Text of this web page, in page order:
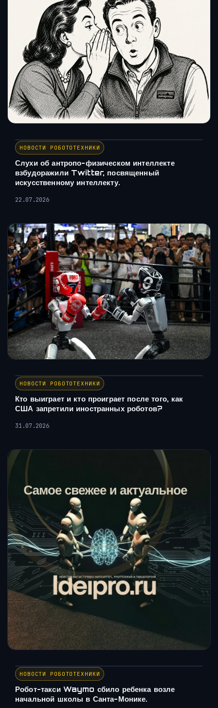
НОВОСТИ РОБОТОТЕХНИКИ
Слухи об антропо-физическом интеллекте
взбудоражили Twitter, посвященный
искусственному интеллекту.
22.07.2026
НОВОСТИ РОБОТОТЕХНИКИ
Кто выиграет и кто проиграет после того, как
США запретили иностранных роботов?
31.07.2026
НОВОСТИ РОБОТОТЕХНИКИ
Робот-такси Waymo сбило ребенка возле
начальной школы в Санта-Монике.